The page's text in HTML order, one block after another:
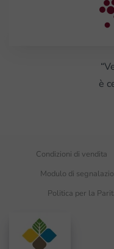
è
Condizioni di vendita
Modulo di
Politica per la